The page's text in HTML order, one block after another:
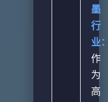
墨
行
业
作
为
高